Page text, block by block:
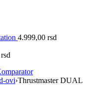
4.999,00 rsd
rsd
ovi›Thrustmaster DUAL